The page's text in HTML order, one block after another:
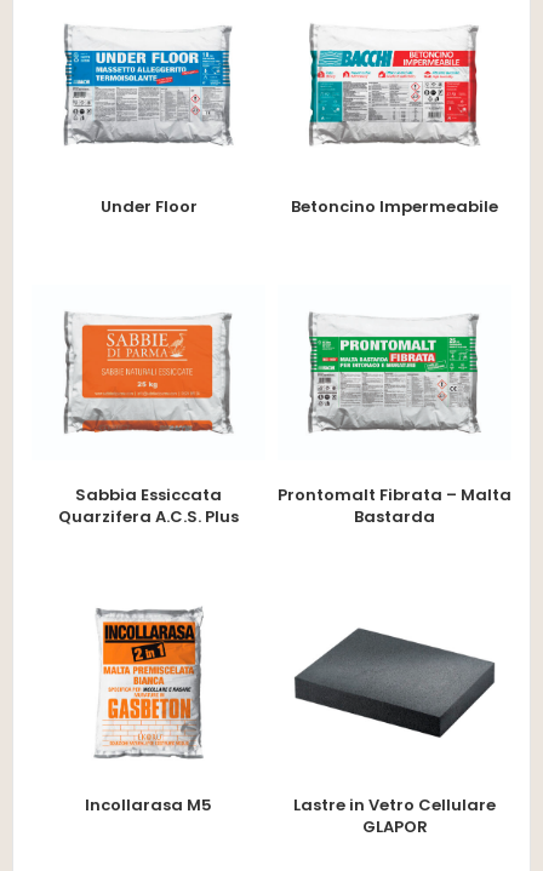
Under Floor Betoncino Impermeabile
Sabbia Essiccata
Quarzifera A.C.S. Plus
Prontomalt Fibrata – Malta
Bastarda
Incollarasa M5
Lastre in Vetro Cellulare
GLAPOR